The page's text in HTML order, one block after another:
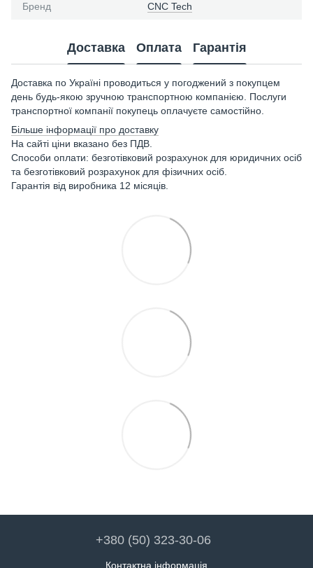
Бренд CNC Tech
Доставка Оплата Гарантія
Доставка по Україні проводиться у погоджений з покупцем
день будь-якою зручною транспортною компанією. Послуги
транспортної компанії покупець оплачуєте самостійно.
Більше інформації про доставку
На сайті ціни вказано без ПДВ.
Способи оплати: безготівковий розрахунок для юридичних осіб
та безготівковий розрахунок для фізичних осіб.
Гарантія від виробника 12 місяців.
+380 (50) 323-30-06
Контактна інформація